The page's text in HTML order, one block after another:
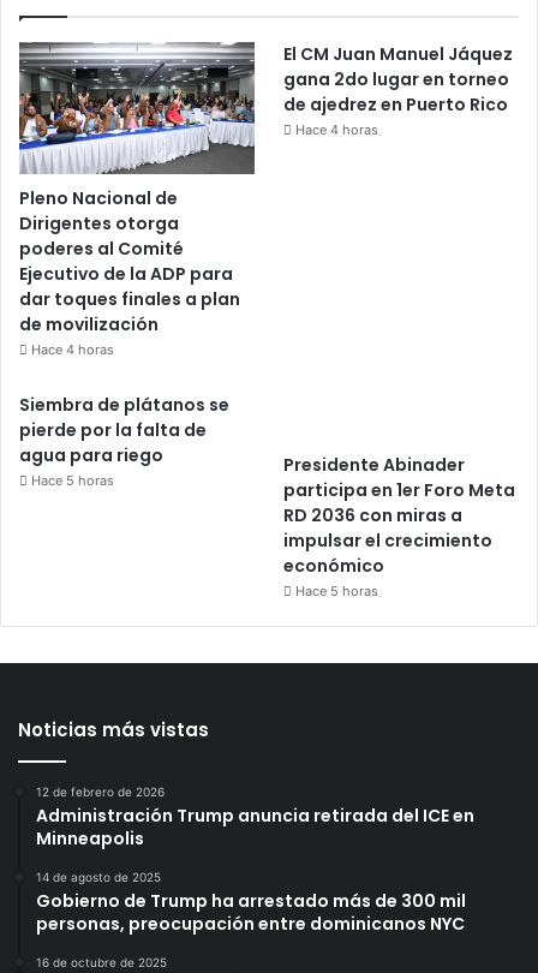
Pleno Nacional de
Dirigentes otorga
poderes al Comité
Ejecutivo de la ADP para
dar toques finales a plan
de movilización
Hace 4 horas
El CM Juan Manuel Jáquez
gana 2do lugar en torneo
de ajedrez en Puerto Rico
Hace 4 horas
Siembra de plátanos se
pierde por la falta de
agua para riego
Hace 5 horas
Presidente Abinader
participa en 1er Foro Meta
RD 2036 con miras a
impulsar el crecimiento
económico
Hace 5 horas
Noticias más vistas
12 de febrero de 2026
Administración Trump anuncia retirada del ICE en
Minneapolis
14 de agosto de 2025
Gobierno de Trump ha arrestado más de 300 mil
personas, preocupación entre dominicanos NYC
16 de octubre de 2025